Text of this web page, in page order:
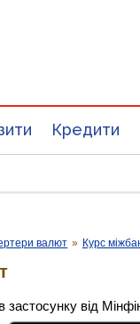
Кредити
валют » Курс
застосунку від